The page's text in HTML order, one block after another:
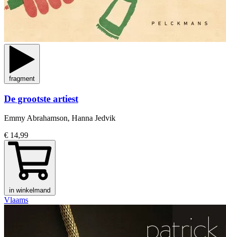
fragment
De grootste artiest
Emmy Abrahamson, Hanna Jedvik
€ 14,99
in winkelmand
Vlaams